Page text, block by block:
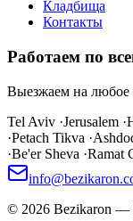
Кладбища
Контакты
Работаем по
Выезжаем на любое
Tel Aviv ·Jerusalem ·
·Petach Tikva ·
·Be'er Sheva ·Ramat
© 2026 Bezikaron —